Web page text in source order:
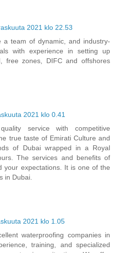
2021 klo 22.53
a team of dynamic, and industry-
with experience in setting up
free zones, DIFC and offshores
2021 klo 0.41
service with competitive
true taste of Emirati Culture and
of Dubai wrapped in a Royal
The services and benefits of
your expectations. It is one of the
in Dubai.
2021 klo 1.05
waterproofing companies in
training, and specialized